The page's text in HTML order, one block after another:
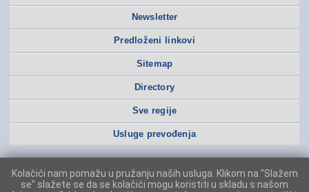
Newsletter
Predloženi linkovi
Sitemap
Directory
Sve regije
Usluge prevođenja
Kolačići nam pomažu u pružanju naših usluga. Klikom na "Slažem
se" slažete se da se kolačići mogu koristiti u skladu s našom